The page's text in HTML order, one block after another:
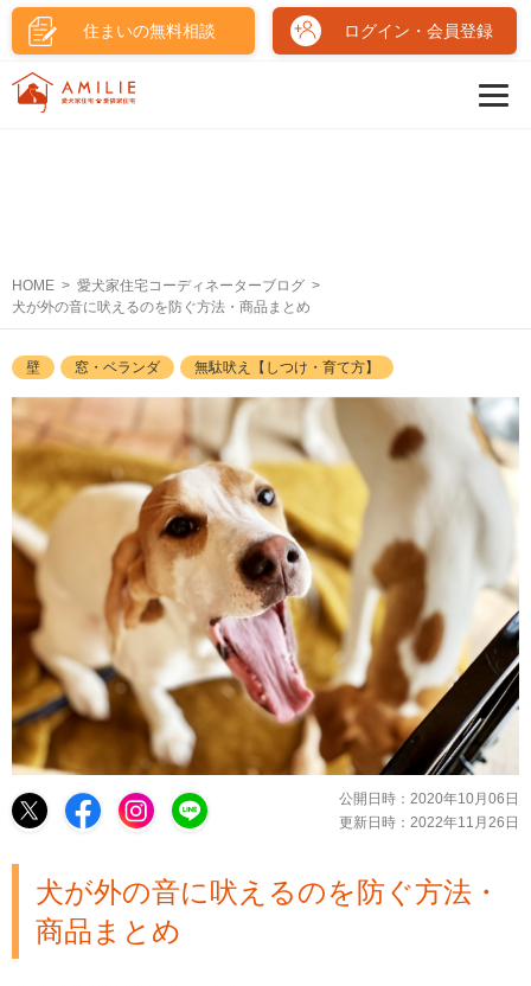
住まいの無料相談 ログイン・会員登録
HOME
愛犬家住宅コーディネーターブログ
犬が外の音に吠えるのを防ぐ方法・商品まとめ
壁 窓・ベランダ 無駄吠え【しつけ・育て方】
公開日時： 2020年10月06日
更新日時： 2022年11月26日
犬が外の音に吠えるのを防ぐ方法・
商品まとめ